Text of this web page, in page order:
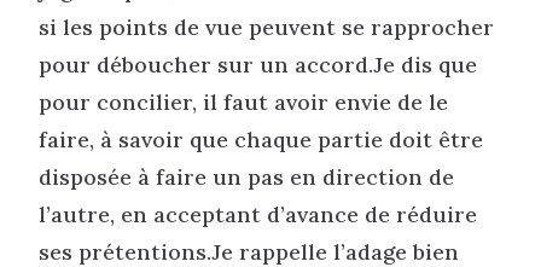
si les points de vue peuvent se rapprocher
pour déboucher sur un accord.Je dis que
pour concilier, il faut avoir envie de le
faire, à savoir que chaque partie doit être
disposée à faire un pas en direction de
l’autre, en acceptant d’avance de réduire
ses prétentions.Je rappelle l’adage bien